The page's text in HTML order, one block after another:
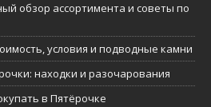
обзор ассортимента и советы по
условия и подводные камни
находки и разочарования
в Пятёрочке